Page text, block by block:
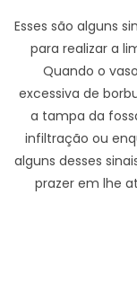
Esses são alguns
para realizar a
Quando o
excessiva de
a tampa da
infiltração ou
alguns desses
prazer em lhe